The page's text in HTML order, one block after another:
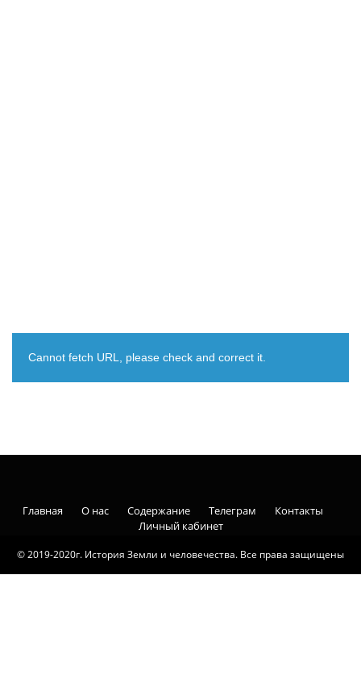
Cannot fetch URL, please check and correct it.
© 2019-2020г. История Земли и человечества. Все права защищены
Главная О нас Содержание Телеграм
Контакты
Личный кабинет